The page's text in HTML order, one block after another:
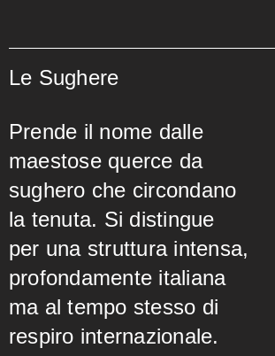
Le Sughere
Prende il nome dalle
maestose querce da
sughero che circondano
la tenuta. Si distingue
per una struttura intensa,
profondamente italiana
ma al tempo stesso di
respiro internazionale.